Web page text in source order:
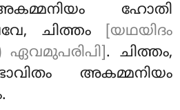
ഹോതി
ചിത്തം
[യഥയിദം
ഏവമുപരിപി] . ചിത്തം,
അകമ്മനിയം